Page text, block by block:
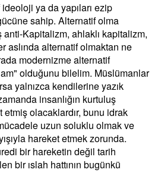
ya da yapıları ezip
sahip. Alternatif olma
anti-Kapitalizm, ahlaklı kapitalizm,
aslında alternatif olmaktan ne
modernizme alternatif
olduğunu bilelim. Müslümanlar
yalnızca kendilerine yazık
insanlığın kurtuluş
olacaklardır, bunu idrak
uzun soluklu olmak ve
hareket etmek zorunda.
bir hareketin değil tarih
bir ıslah hattının bugünkü